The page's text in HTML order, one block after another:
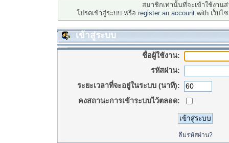
สมาชิกเท่านั้นที่จะเข้าใช้งาน
โปรดเข้าสู่ระบบ หรือ register an account with เว็บ
เข้าสู่ระบบ
ชื่อผู้ใช้งาน:
รหัสผ่าน:
ระยะเวลาที่จะอยู่ในระบบ (นาที):
คงสถานะการเข้าระบบไว้ตลอด:
ลืมรหัสผ่าน?